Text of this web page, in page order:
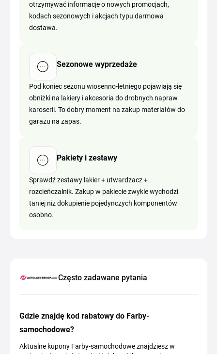
otrzymywać informacje o nowych promocjach,
kodach sezonowych i akcjach typu darmowa
dostawa.
Sezonowe wyprzedaże
Pod koniec sezonu wiosenno-letniego pojawiają się
obniżki na lakiery i akcesoria do drobnych napraw
karoserii. To dobry moment na zakup materiałów do
garażu na zapas.
Pakiety i zestawy
Sprawdź zestawy lakier + utwardzacz +
rozcieńczalnik. Zakup w pakiecie zwykle wychodzi
taniej niż dokupienie pojedynczych komponentów
osobno.
Często zadawane pytania
Gdzie znajdę kod rabatowy do Farby-
samochodowe?
Aktualne kupony Farby-samochodowe znajdziesz w